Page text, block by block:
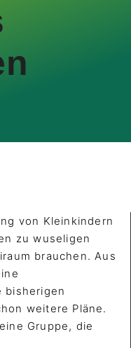
von Kleinkindern
zu wuseligen
brauchen. Aus
bisherigen
weitere Pläne.
Gruppe, die